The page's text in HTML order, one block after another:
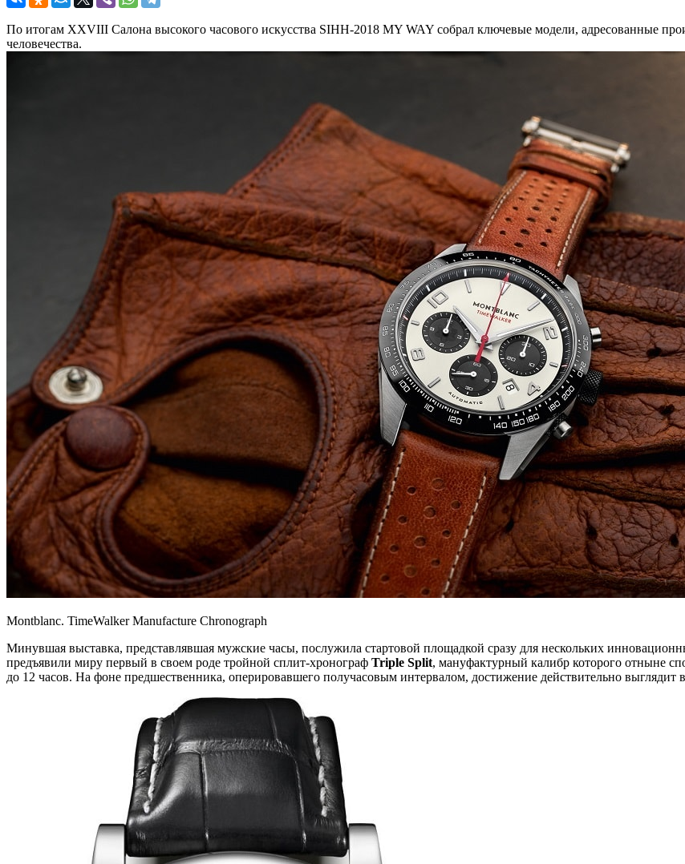
По итогам XXVIII Салона высокого часового искусства SIHH-2018 MY WAY собрал ключевые модели, адресованные
человечества.
Montblanc. TimeWalker Manufacture Chronograph
Минувшая выставка, представлявшая мужские часы, послужила стартовой площадкой сразу для нескольких
предъявили миру первый в своем роде тройной сплит-хронограф Triple Split, мануфактурный калибр которого отныне
до 12 часов. На фоне предшественника, оперировавшего получасовым интервалом, достижение действительно выглядит